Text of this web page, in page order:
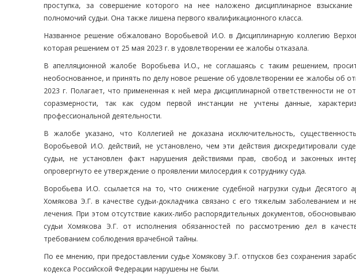
проступка, за совершение которого на нее наложено дисциплинарное
полномочий судьи. Она также лишена первого квалификационного класса.
Названное решение обжаловано Воробьевой И.О. в Дисциплинарную коллегию
которая решением от 25 мая 2023 г. в удовлетворении ее жалобы отказала.
В апелляционной жалобе Воробьева И.О., не соглашаясь с таким решением,
необоснованное, и принять по делу новое решение об удовлетворении ее жалобы об
2023 г. Полагает, что примененная к ней мера дисциплинарной ответственности не
соразмерности, так как судом первой инстанции не учтены данные,
профессиональной деятельности.
В жалобе указано, что Коллегией не доказана исключительность,
Воробьевой И.О. действий, не установлено, чем эти действия дискредитировали
судьи, не установлен факт нарушения действиями прав, свобод и законных
опровергнуто ее утверждение о проявлении милосердия к сотруднику суда.
Воробьева И.О. ссылается на то, что снижение судебной нагрузки судьи Десятого
Хомякова Э.Г. в качестве судьи-докладчика связано с его тяжелым заболеванием и
лечения. При этом отсутствие каких-либо распорядительных документов,
судьи Хомякова Э.Г. от исполнения обязанностей по рассмотрению дел в
требованием соблюдения врачебной тайны.
По ее мнению, при предоставлении судье Хомякову Э.Г. отпусков без сохранения
кодекса Российской Федерации нарушены не были.